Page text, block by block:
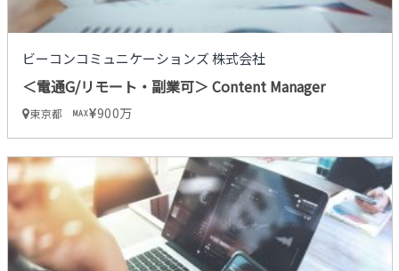
ビーコンコミュニケーションズ 株式会社
＜電通G/リモート・副業可＞ Content Manager
東京都 MAX 900万